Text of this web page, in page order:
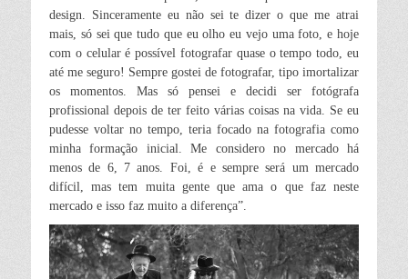
design. Sinceramente eu não sei te dizer o que me atrai
mais, só sei que tudo que eu olho eu vejo uma foto, e hoje
com o celular é possível fotografar quase o tempo todo, eu
até me seguro! Sempre gostei de fotografar, tipo imortalizar
os momentos. Mas só pensei e decidi ser fotógrafa
profissional depois de ter feito várias coisas na vida. Se eu
pudesse voltar no tempo, teria focado na fotografia como
minha formação inicial. Me considero no mercado há
menos de 6, 7 anos. Foi,é e sempre será um mercado
difícil, mas tem muita gente que ama o que faz neste
mercado e isso faz muito a diferença”.